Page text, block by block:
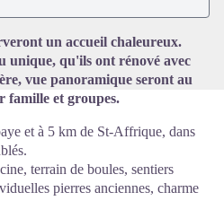
un accueil chaleureux.
unique, qu'ils ont rénové avec
vue panoramique seront au
famille et groupes.
et à 5 km de St-Affrique, dans
terrain de boules, sentiers
pierres anciennes, charme